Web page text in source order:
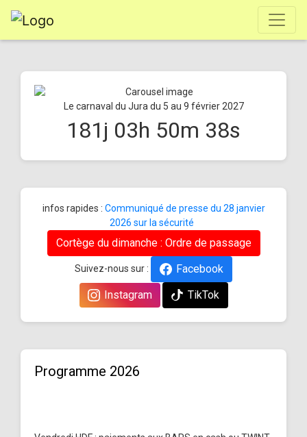
Le carnaval du Jura du 5 au 9 février 2027
181 j 03h 50m 38s
infos rapides : Communiqué de presse du 28 janvier
2026 sur la sécurité
Cortège du dimanche : Ordre de passage
Suivez-nous sur :
Facebook
Instagram
TikTok
Programme 2026